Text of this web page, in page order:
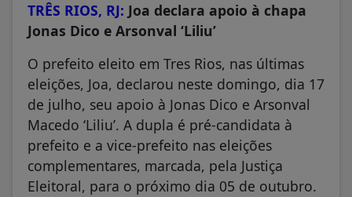
TRÊS RIOS, RJ: Joa declara apoio à chapa
Jonas Dico e Arsonval ‘Liliu’
O prefeito eleito em Tres Rios, nas últimas
eleições, Joa, declarou neste domingo, dia 17
de julho, seu apoio à Jonas Dico e Arsonval
Macedo ‘Liliu’. A dupla é pré-candidata à
prefeito e a vice-prefeito nas eleições
complementares, marcada, pela Justiça
Eleitoral, para o próximo dia 05 de outubro.